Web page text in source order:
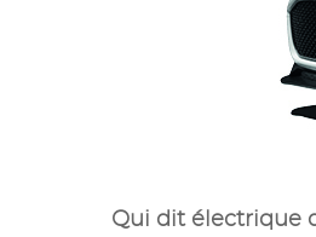
Qui dit électrique